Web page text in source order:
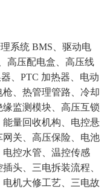
系统 BMS、驱动电
高压配电盒、高压线
、PTC 加热器、电动
、热管理管路、冷却
监测模块、高压互锁
量回收机构、电控悬
关、高压保险、电池
控水管、温控传感
头、三电拆装流程、
机大修工艺、三电故